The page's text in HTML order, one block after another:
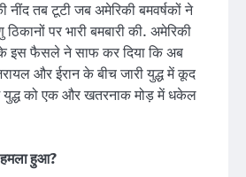
नींद तब टूटी जब अमेरिकी बमवर्षकों ने
पर भारी बमबारी की. अमेरिकी
के इस फैसले ने साफ कर दिया कि अब
और ईरान के बीच जारी युद्ध में कूद
को एक और खतरनाक मोड़ में धकेल
हमला हुआ?